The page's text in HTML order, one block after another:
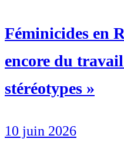
Féminicides en
encore du
stéréotypes »
10 juin 2026